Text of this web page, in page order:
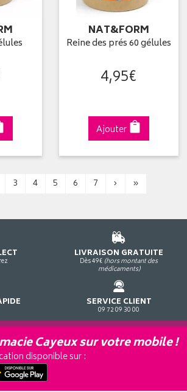
NAT&FORM
Reine des prés 60 gélules
4,95€
Ajouter
3 4 5 6 7 › »
LIVRAISON GRATUITE
Dès 49€ (hors montant des
médicaments)
SERVICE CLIENT
09 72 09 30 00
Cayeux sur votre mobile !
disponible sur :